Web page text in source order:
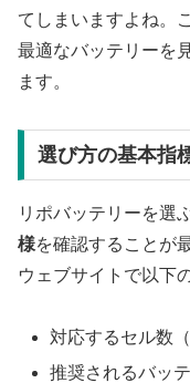
てしまいますよね。
最適なバッテリーを
ます。
選び方の基本指
リポバッテリーを選
様を確認することが
ウェブサイトで以下
対応するセル数
推奨されるバッ